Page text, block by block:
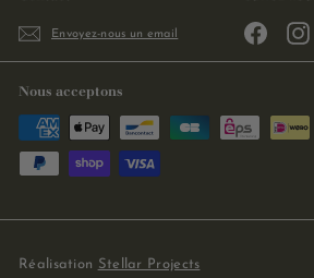
Envoyez-nous un email Facebook
Nous acceptons
Réalisation Stellar Projects